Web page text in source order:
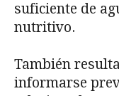
suficiente de
nutritivo.
También
informarse